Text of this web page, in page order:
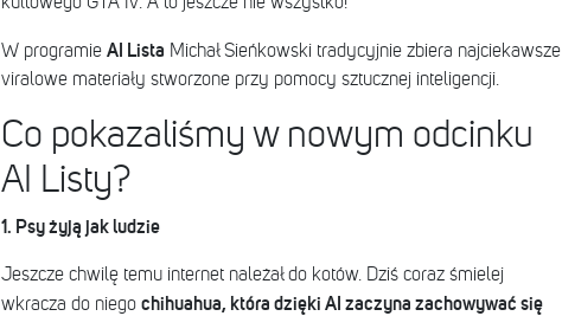
W programie AI Lista Michał Sieńkowski tradycyjnie zbiera najciekawsze
viralowe materiały stworzone przy pomocy sztucznej inteligencji.
Co pokazaliśmy w nowym odcinku
AI Listy?
1. Psy żyją jak ludzie
Jeszcze chwilę temu internet należał do kotów. Dziś coraz śmielej
wkracza do niego chihuahua, która dzięki AI zaczyna zachowywać się